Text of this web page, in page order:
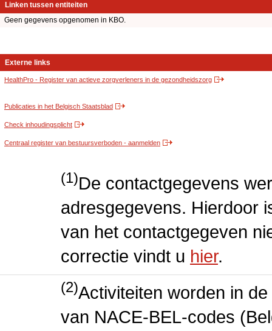
Linken tussen entiteiten
Geen gegevens opgenomen in KBO.
Externe links
HealthPro - Register van actieve zorgverleners in de gezondheidszorg
Publicaties in het Belgisch Staatsblad
Check inhoudingsplicht
Centraal register van bestuursverboden - aanmelden
(1)De contactgegevens
adresgegevens. Hierdoor
van het contactgegeven
correctie vindt u hier.
(2)Activiteiten worden in
van NACE-BEL-codes